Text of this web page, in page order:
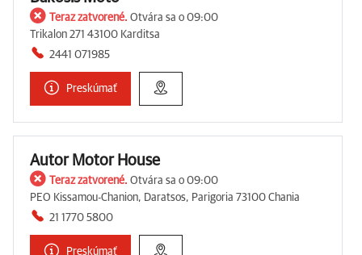
Teraz zatvorené. Otvára sa o 09:00
Trikalon 271 43100 Karditsa
2441 071985
Preskúmať
Autor Motor House
Teraz zatvorené. Otvára sa o 09:00
PEO Kissamou-Chanion, Daratsos, Parigoria 73100 Chania
21 1770 5800
Preskúmať